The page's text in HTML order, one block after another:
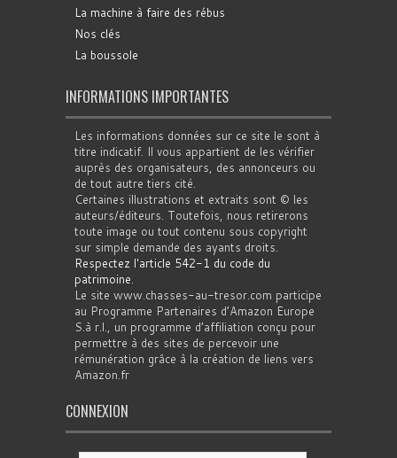
La machine à faire des rébus
Nos clés
La boussole
INFORMATIONS IMPORTANTES
Les informations données sur ce site le sont à
titre indicatif. Il vous appartient de les vérifier
auprès des organisateurs, des annonceurs ou
de tout autre tiers cité.
Certaines illustrations et extraits sont © les
auteurs/éditeurs. Toutefois, nous retirerons
toute image ou tout contenu sous copyright
sur simple demande des ayants droits.
Respectez l'article 542-1 du code du
patrimoine.
Le site www.chasses-au-tresor.com participe
au Programme Partenaires d’Amazon Europe
S.à r.l., un programme d’affiliation conçu pour
permettre à des sites de percevoir une
rémunération grâce à la création de liens vers
Amazon.fr
CONNEXION